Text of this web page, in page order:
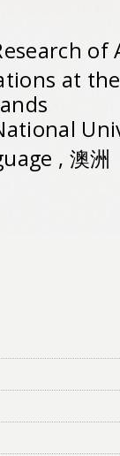
of
at
, 澳洲